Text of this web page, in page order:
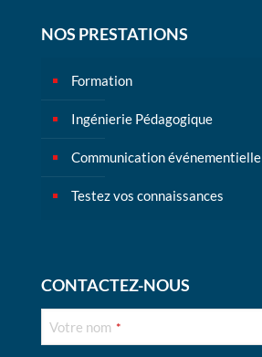
NOS PRESTATIONS
Formation
Ingénierie Pédagogique
Communication événementielle
Testez vos connaissances
CONTACTEZ-NOUS
Votre nom *